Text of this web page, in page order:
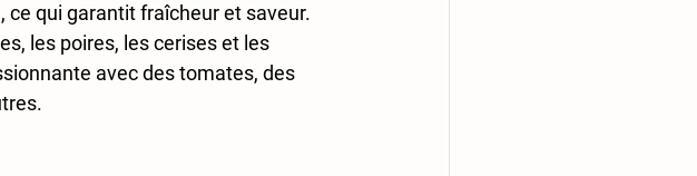
qui garantit fraîcheur et saveur.
les poires, les cerises et les
avec des tomates, des